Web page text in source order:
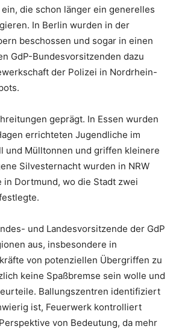
die schon länger ein generelles
In Berlin wurden in der
beschossen und sogar in einen
GdP-Bundesvorsitzenden dazu
der Polizei in Nordrhein-
geprägt. In Essen wurden
errichteten Jugendliche im
und Mülltonnen und griffen kleinere
Silvesternacht wurden in NRW
Dortmund, wo die Stadt zwei
und Landesvorsitzende der GdP
aus, insbesondere in
von potenziellen Übergriffen zu
keine Spaßbremse sein wolle und
Ballungszentren identifiziert
ist, Feuerwerk kontrolliert
von Bedeutung, da mehr